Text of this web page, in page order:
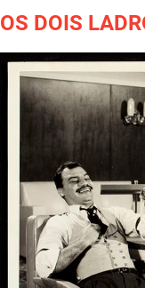
OS DOIS